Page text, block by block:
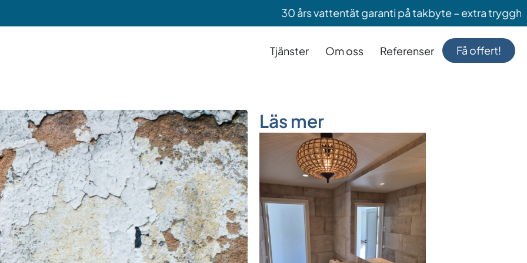
30 års vattentät garanti på takbyte – extra trygghet när du
Tjänster Om oss Referenser Få offert!
Läs mer